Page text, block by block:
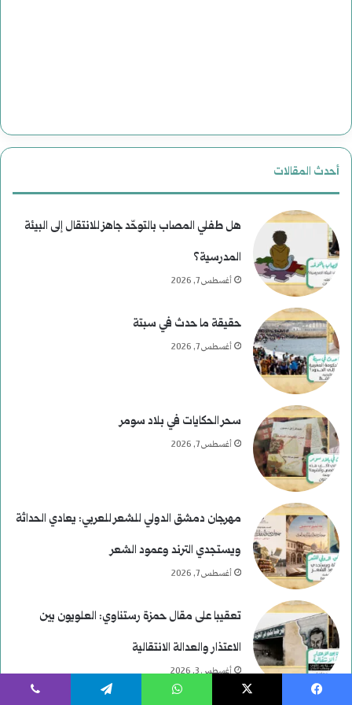
أحدث المقالات
هل طفلي المصاب بالتوحّد جاهز للانتقال إلى البيئة
المدرسية؟
أغسطس 7, 2026
حقيقة ما حدث في سبتة
أغسطس 7, 2026
سحر الحكايات في بلاد سومر
أغسطس 7, 2026
مهرجان دمشق الدولي للشعر للعربي: يعادي الحداثة
ويستجدي الترند وعمود الشعر
أغسطس 7, 2026
تعقيبا على مقال حمزة رستناوي: العلويون بين
الاعتذار والعدالة الانتقالية
أغسطس 3, 2026